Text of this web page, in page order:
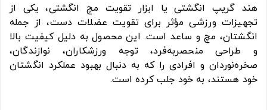
هند گریپ انگشتی یا ابزار تقویت مچ انگشتی، یکی از
تجهیزات ورزشی مؤثر برای تقویت عضلات دست، از جمله
انگشتان، مچ و ساعد است. این محصول به دلیل کیفیت بالا
و طراحی منحصربه‌فرد، توجه ورزشکاران، نوازندگان،
صخره‌نوردان و افرادی را که به دنبال بهبود عملکرد انگشتان
خود هستند، به خود جلب کرده است.